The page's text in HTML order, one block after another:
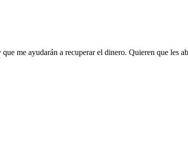
me ayudarán a recuperar el dinero. Quieren que les